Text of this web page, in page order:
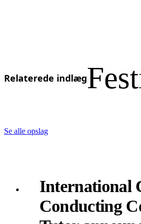
Relaterede indlæg
Se alle opslag
International
Conducting